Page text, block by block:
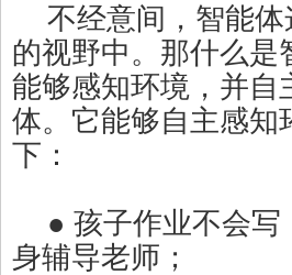
不经意间，智能体
的视野中。那什么
能够感知环境，并自
体。它能够自主感知
下：
● 孩子作业不会写
身辅导老师；